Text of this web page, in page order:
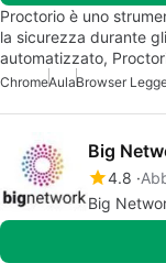
Proctorio è uno
la sicurezza durante
automatizzato,
ChromeAulaBrowser
Big
4.8
Big